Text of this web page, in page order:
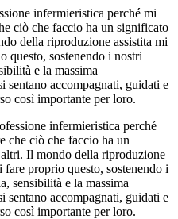
infermieristica perché mi
ciò che faccio ha un significato
della riproduzione assistita mi
questo, sostenendo i nostri
e la massima
sentano accompagnati, guidati e
così importante per loro.
infermieristica perché
che ciò che faccio ha un
Il mondo della riproduzione
proprio questo, sostenendo i
sensibilità e la massima
sentano accompagnati, guidati e
così importante per loro.